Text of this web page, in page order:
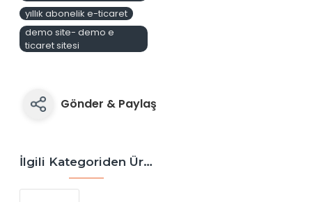
yıllık abonelik e-ticaret
demo site- demo e
ticaret sitesi
Gönder & Paylaş
İlgili Kategoriden Ürünler